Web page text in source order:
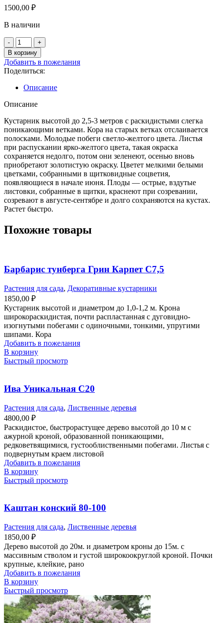
1500,00 ₽
В наличии
Количество
товара
Пузыреплодник
калинолистный
Лютеус
сумка
В корзину
Добавить в пожелания
Поделиться:
Описание
Описание
Кустарник высотой до 2,5-3 метров с раскидистыми слегка
поникающими ветками. Кора на старых ветках отслаивается
полосками. Молодые побеги светло-желтого цвета. Листья
при распускании ярко-желтого цвета, такая окраска
сохраняется недолго, потом они зеленеют, осенью вновь
приобретают золотистую окраску. Цветет мелкими белыми
цветками, собранными в щитковидные соцветия,
появляющиеся в начале июня. Плоды — острые, вздутые
листовки, собранные в щитки, краснеют при созревании,
созревают в августе-сентябре и долго сохраняются на кустах.
Растет быстро.
Похожие товары
Барбарис тунберга Грин Карпет С7,5
Растения для сада, Декоративные кустарники
1850,00 ₽
Кустарник высотой и диаметром до 1,0-1,2 м. Крона
широкораскидистая, почти распластанная с дуговидно-
изогнутыми побегами с одиночными, тонкими, упругими
шипами. Кора
Добавить в пожелания
В корзину
Быстрый просмотр
Ива Уникальная С20
Растения для сада, Лиственные деревья
4800,00 ₽
Раскидистое, быстрорастущее дерево высотой до 10 м с
ажурной кроной, образованной поникающими,
редковетвящимися, густооблиственными побегами. Листья с
подвернутым краем листовой
Добавить в пожелания
В корзину
Быстрый просмотр
Каштан конский 80-100
Растения для сада, Лиственные деревья
1850,00 ₽
Дерево высотой до 20м. и диаметром кроны до 15м. с
массивным стволом и густой широкоокруглой кроной. Почки
крупные, клейкие, рано
Добавить в пожелания
В корзину
Быстрый просмотр